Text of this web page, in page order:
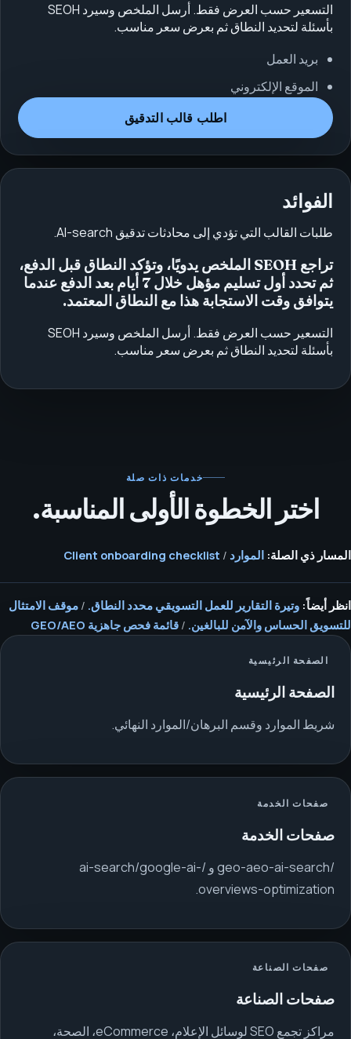
التسعير حسب العرض فقط. أرسل الملخص وسيرد SEOH
بأسئلة لتحديد النطاق ثم بعرض سعر مناسب.
بريد العمل
الموقع الإلكتروني
اطلب قالب التدقيق
الفوائد
طلبات القالب التي تؤدي إلى محادثات تدقيق AI-search.
تراجع SEOH الملخص يدويًا، وتؤكد النطاق قبل الدفع،
ثم تحدد أول تسليم مؤهل خلال 7 أيام بعد الدفع عندما
يتوافق وقت الاستجابة هذا مع النطاق المعتمد.
التسعير حسب العرض فقط. أرسل الملخص وسيرد SEOH
بأسئلة لتحديد النطاق ثم بعرض سعر مناسب.
خدمات ذات صلة
اختر الخطوة الأولى المناسبة.
المسار ذي الصلة: الموارد /
Client onboarding checklist
انظر أيضاً: وتيرة التقارير للعمل التسويقي محدد النطاق. / موقف الامتثال
للتسويق الحساس والآمن للبالغين. / قائمة فحص جاهزية GEO/AEO
الصفحة الرئيسية
الصفحة الرئيسية
شريط الموارد وقسم البرهان/الموارد النهائي.
صفحات الخدمة
صفحات الخدمة
/geo-aeo-ai-search و /ai-search/google-ai-
overviews-optimization.
صفحات الصناعة
صفحات الصناعة
مراكز تجمع SEO لوسائل الإعلام، eCommerce، الصحة،